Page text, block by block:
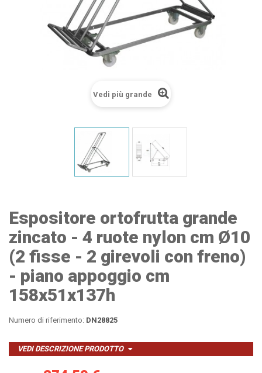
Vedi più grande
Espositore ortofrutta grande
zincato - 4 ruote nylon cm Ø10
(2 fisse - 2 girevoli con freno)
- piano appoggio cm
158x51x137h
Numero di riferimento: DN28825
VEDI DESCRIZIONE PRODOTTO